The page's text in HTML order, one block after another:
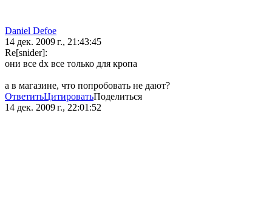
Daniel Defoe
14 дек. 2009 г., 21:43:45
Re[snider]:
они все dx все только для кропа
а в магазине, что попробовать не дают?
ОтветитьЦитироватьПоделиться
14 дек. 2009 г., 22:01:52